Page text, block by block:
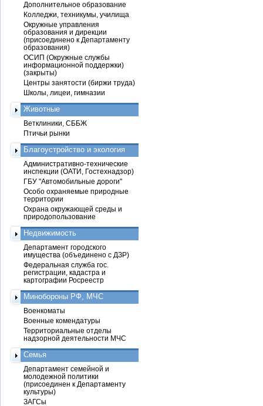
Дополнительное образование
Колледжи, техникумы, училища
Окружные управления
образования и дирекции
(присоединено к Департаменту
образования)
ОСИП (Окружные службы
информационной поддержки)
(закрыты)
Центры занятости (биржи труда)
Школы, лицеи, гимназии
Животные
Ветклиники, СББЖ
Птичьи рынки
Благоустройство и экология
Административно-технические
инспекции (ОАТИ, Гостехнадзор)
ГБУ "Автомобильные дороги"
Особо охраняемые природные
территории
Охрана окружающей среды и
природопользование
Недвижимость
Департамент городского
имущества (объединено с ДЗР)
Федеральная служба гос.
регистрации, кадастра и
картографии Росреестр
Минобороны РФ, МЧС
Военкоматы
Военные комендатуры
Территориальные отделы
надзорной деятельности МЧС
Семья
Департамент семейной и
молодежной политики
(присоединен к Департаменту
культуры)
ЗАГСы